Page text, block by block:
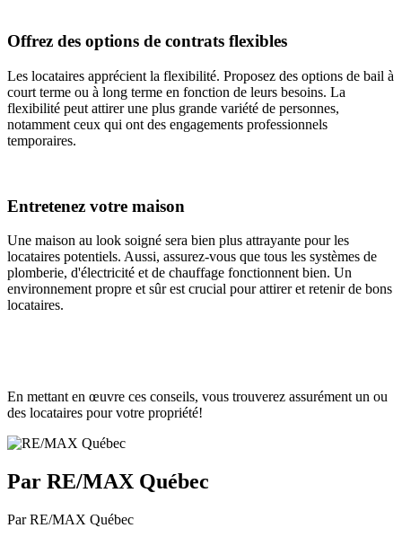
Offrez des options de contrats flexibles
Les locataires apprécient la flexibilité. Proposez des options de bail à
court terme ou à long terme en fonction de leurs besoins. La
flexibilité peut attirer une plus grande variété de personnes,
notamment ceux qui ont des engagements professionnels
temporaires.
Entretenez votre maison
Une maison au look soigné sera bien plus attrayante pour les
locataires potentiels. Aussi, assurez-vous que tous les systèmes de
plomberie, d'électricité et de chauffage fonctionnent bien. Un
environnement propre et sûr est crucial pour attirer et retenir de bons
locataires.
En mettant en œuvre ces conseils, vous trouverez assurément un ou
des locataires pour votre propriété!
Par RE/MAX Québec
Par RE/MAX Québec